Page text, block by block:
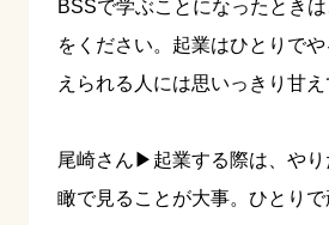
BSSで学ぶことになったとき
をください。起業はひとりで
えられる人には思いっきり甘え
尾崎さん▶︎起業する際は、や
瞰で見ることが大事。ひとり